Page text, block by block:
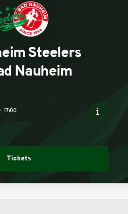
Steelers
Nauheim
17:00
Tickets